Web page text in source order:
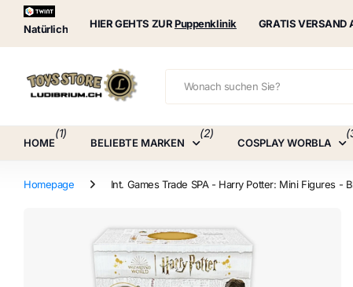
Natürlich HIER GEHTS ZURPuppenklinik
Puppenklinik GRATIS VERSAND
HOME
(1)
BELIEBTE MARKEN
(2)
COSPLAY WORBLA
Homepage Int. Games Trade SPA - Harry Potter: Mini Figures -